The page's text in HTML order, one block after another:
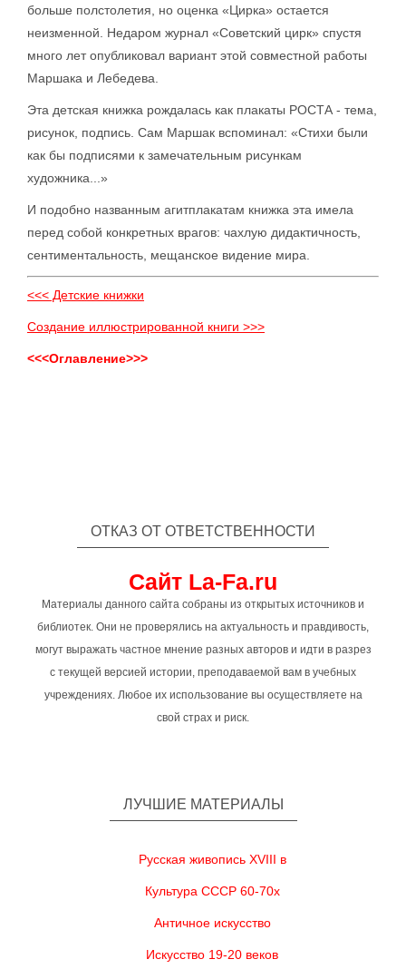
больше полстолетия, но оценка «Цирка» остается
неизменной. Недаром журнал «Советский цирк» спустя
много лет опубликовал вариант этой совместной работы
Маршака и Лебедева.
Эта детская книжка рождалась как плакаты РОСТА - тема,
рисунок, подпись. Сам Маршак вспоминал: «Стихи были
как бы подписями к замечательным рисункам
художника...»
И подобно названным агитплакатам книжка эта имела
перед собой конкретных врагов: чахлую дидактичность,
сентиментальность, мещанское видение мира.
<<< Детские книжки
Создание иллюстрированной книги >>>
<<<Оглавление>>>
ОТКАЗ ОТ ОТВЕТСТВЕННОСТИ
Сайт La-Fa.ru
Материалы данного сайта собраны из открытых источников и
библиотек. Они не проверялись на актуальность и правдивость,
могут выражать частное мнение разных авторов и идти в разрез
с текущей версией истории, преподаваемой вам в учебных
учреждениях. Любое их использование вы осуществляете на
свой страх и риск.
ЛУЧШИЕ МАТЕРИАЛЫ
Русская живопись XVIII в
Культура СССР 60-70х
Античное искусство
Искусство 19-20 веков